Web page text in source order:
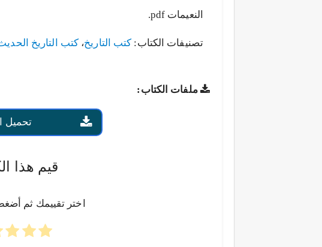
النعيمات pdf.
تصنيفات الكتاب: كتب التاريخ، كتب التاريخ
ملفات الكتاب:
تحميل
قيم هذا
اختر تقييمك ثم